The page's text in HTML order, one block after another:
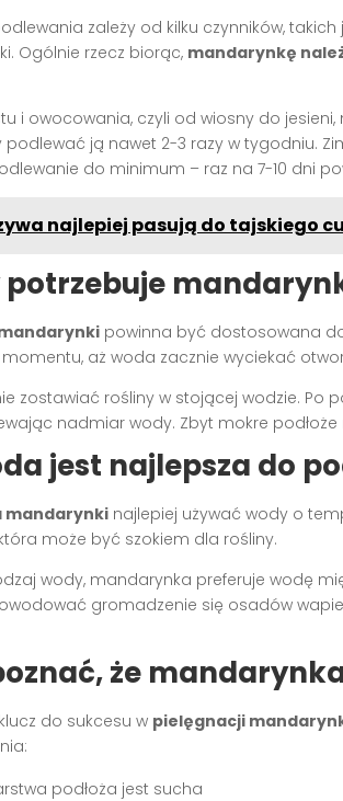
zależy od kilku czynników,
Ogólnie rzecz biorąc, mandarynkę
i owocowania, czyli od wiosny do
ją nawet 2-3 razy w tygodniu.
do minimum – raz na 7-10 dni
najlepiej pasują do tajskiego
potrzebuje
powinna być dostosowana
aż woda zacznie wyciekać
zostawiać rośliny w stojącej wodzie. Po
nadmiar wody. Zbyt mokre
jest najlepsza do
mandarynki najlepiej używać wody o
może być szokiem dla rośliny.
wody, mandarynka preferuje wodę
gromadzenie się osadów
że
do sukcesu w pielęgnacji
podłoża jest sucha